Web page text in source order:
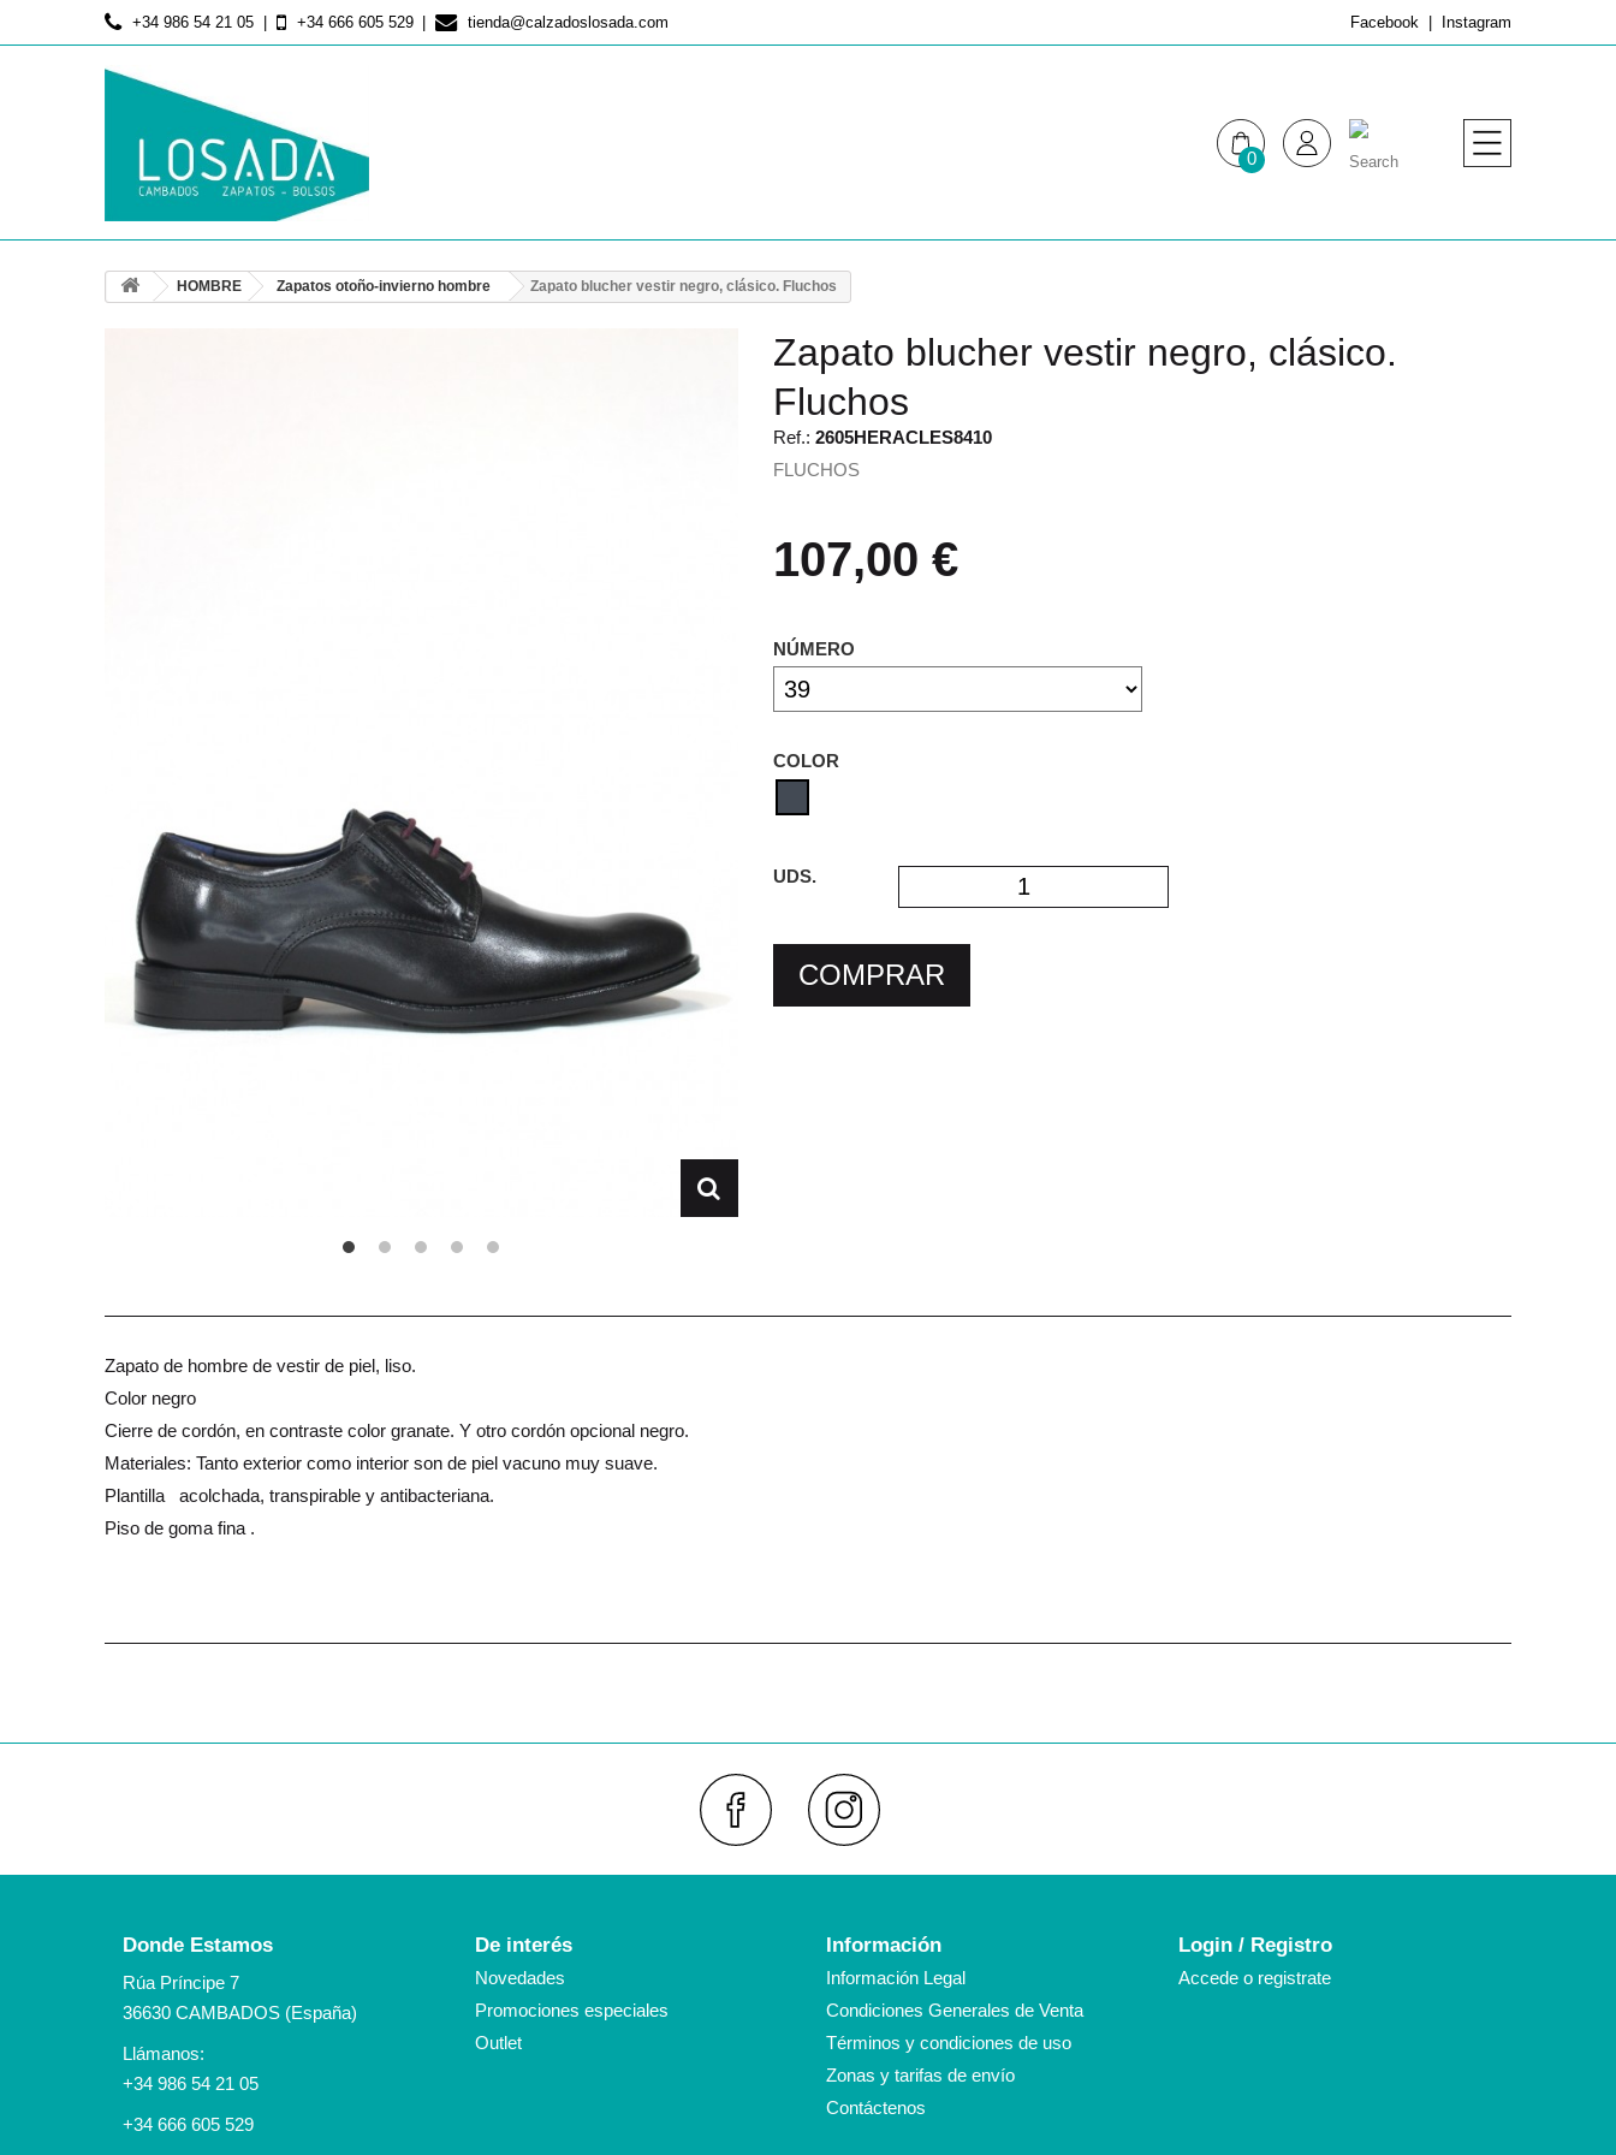
+34 986 54 21 05 +34 666 605 529 tienda@calzadoslosada.com Facebook Instagram
0
HOMBRE Zapatos otoño-invierno hombre Zapato blucher vestir negro, clásico. Fluchos
Zapato blucher vestir negro, clásico.
Fluchos
Ref.: 2605HERACLES8410
FLUCHOS
107,00 €
NÚMERO
COLOR
UDS.
COMPRAR
Zapato de hombre de vestir de piel, liso.
Color negro
Cierre de cordón, en contraste color granate. Y otro cordón opcional negro.
Materiales: Tanto exterior como interior son de piel vacuno muy suave.
Plantilla acolchada, transpirable y antibacteriana.
Piso de goma fina .
Facebook
Donde Estamos
Rúa Príncipe 7
36630 CAMBADOS (España)
Llámanos:
+34 986 54 21 05
+34 666 605 529
De interés
Novedades
Promociones especiales
Outlet
Información
Información Legal
Condiciones Generales de Venta
Términos y condiciones de uso
Zonas y tarifas de envío
Contáctenos
Login / Registro
Accede o registrate